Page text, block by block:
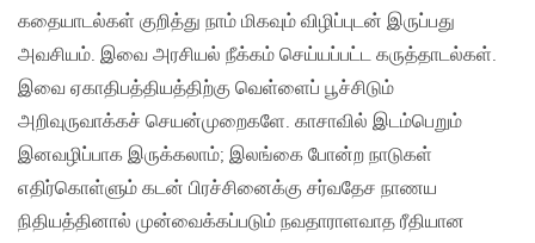
கதையாடல்கள் குறித்து நாம் மிகவும் விழிப்புடன் இருப்பது
அவசியம். இவை அரசியல் நீக்கம் செய்யப்பட்ட கருத்தாடல்கள்.
இவை ஏகாதிபத்தியத்திற்கு வெள்ளைப் பூச்சிடும்
அறிவுருவாக்கச் செயன்முறைகளே. காசாவில் இடம்பெறும்
இனவழிப்பாக இருக்கலாம்; இலங்கை போன்ற நாடுகள்
எதிர்கொள்ளும் கடன் பிரச்சினைக்கு சர்வதேச நாணய
நிதியத்தினால் முன்வைக்கப்படும் நவதாராளவாத ரீதியான‌